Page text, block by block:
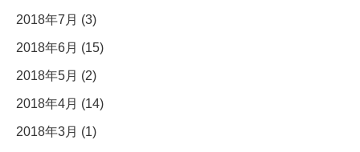
2018年7月 (3)
2018年6月 (15)
2018年5月 (2)
2018年4月 (14)
2018年3月 (1)